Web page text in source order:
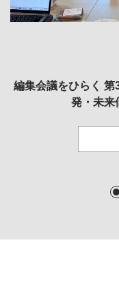
編集会議をひらく
発・未来
REVIEW｜果たして
作家」と
REVIEW｜菊
REVIEW｜生の存在
1